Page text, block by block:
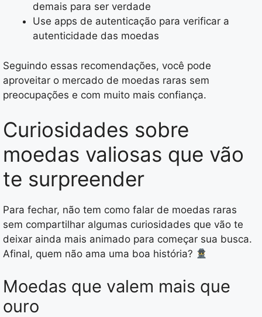
demais para ser verdade
Use apps de autenticação para verificar a
autenticidade das moedas
Seguindo essas recomendações, você pode
aproveitar o mercado de moedas raras sem
preocupações e com muito mais confiança.
Curiosidades sobre
moedas valiosas que vão
te surpreender
Para fechar, não tem como falar de moedas raras
sem compartilhar algumas curiosidades que vão te
deixar ainda mais animado para começar sua busca.
Afinal, quem não ama uma boa história?
Moedas que valem mais que
ouro